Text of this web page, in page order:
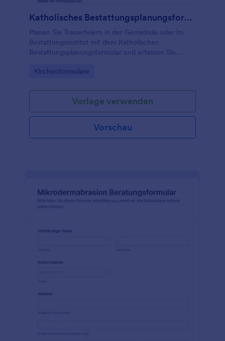
Katholisches Bestattungsplanungsformular
Planen Sie Trauerfeiern in der Gemeinde oder im
Bestattungsinstitut mit dem Katholischen
Bestattungsplanungsformular und erfassen Sie
Schritten als digitale Formularantwort.
Go to Category:
Kirchenformulare
Vorlage verwenden
Vorschau